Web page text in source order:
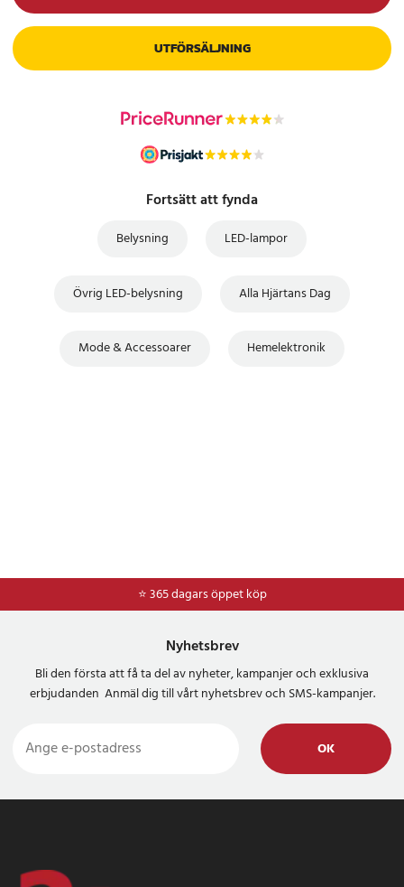
UTFÖRSÄLJNING
Fortsätt att fynda
Belysning LED-lampor
Övrig LED-belysning Alla Hjärtans Dag
Mode & Accessoarer Hemelektronik
⭐ 365 dagars öppet köp
⭐Frakt 49kr *
Nyhetsbrev
Bli den första att få ta del av nyheter, kampanjer och exklusiva
erbjudanden Anmäl dig till vårt nyhetsbrev och SMS-kampanjer.
OK